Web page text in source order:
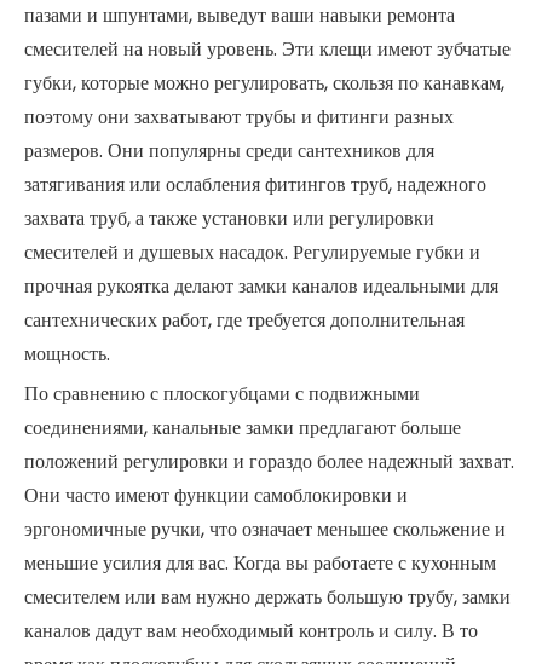
пазами и шпунтами, выведут ваши навыки ремонта
смесителей на новый уровень. Эти клещи имеют зубчатые
губки, которые можно регулировать, скользя по канавкам,
поэтому они захватывают трубы и фитинги разных
размеров. Они популярны среди сантехников для
затягивания или ослабления фитингов труб, надежного
захвата труб, а также установки или регулировки
смесителей и душевых насадок. Регулируемые губки и
прочная рукоятка делают замки каналов идеальными для
сантехнических работ, где требуется дополнительная
мощность.
По сравнению с плоскогубцами с подвижными
соединениями, канальные замки предлагают больше
положений регулировки и гораздо более надежный захват.
Они часто имеют функции самоблокировки и
эргономичные ручки, что означает меньшее скольжение и
меньшие усилия для вас. Когда вы работаете с кухонным
смесителем или вам нужно держать большую трубу, замки
каналов дадут вам необходимый контроль и силу. В то